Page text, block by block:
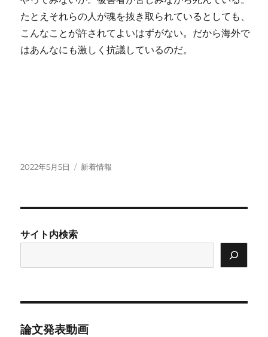
たとえそれらの人が魂を抜き取られているとしても、
こんなことが許されてよいはずがない。だから海外で
はあんなにも激しく抗議しているのだ。
投
2022年5月5日
カ
新着情報
サイト内検索
論文発表動画